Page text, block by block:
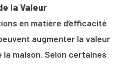
la Valeur
en matière d’efficacité
augmenter la valeur
la maison. Selon certaines